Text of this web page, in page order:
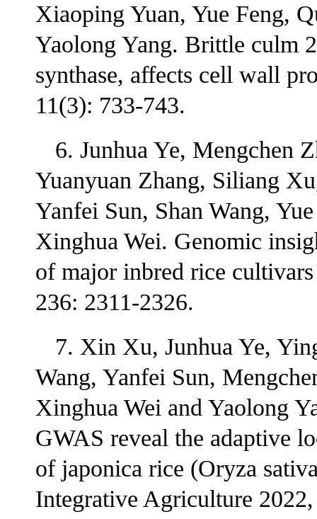
Xiaoping Yuan, Yue Feng,
Yaolong Yang. Brittle culm
synthase, affects cell wall
11(3): 733-743.
6. Junhua Ye, Mengchen
Yuanyuan Zhang, Siliang
Yanfei Sun, Shan Wang,
Xinghua Wei. Genomic
of major inbred rice
236: 2311-2326.
7. Xin Xu, Junhua Ye,
Wang, Yanfei Sun,
Xinghua Wei and Yaolong
GWAS reveal the adaptive
of japonica rice (Oryza
Integrative Agriculture